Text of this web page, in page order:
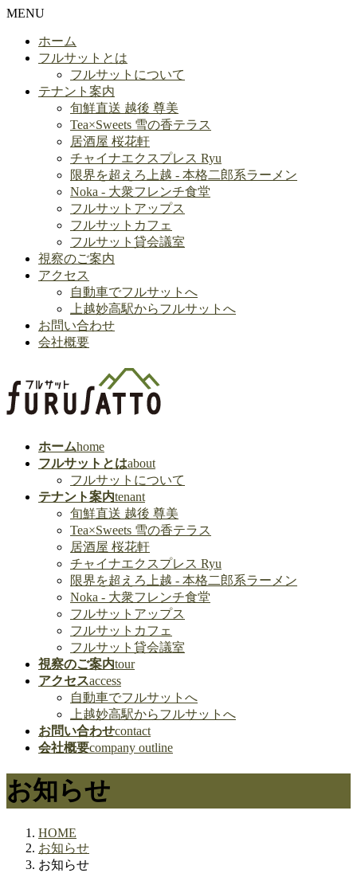
MENU
ホーム
フルサットとは
フルサットについて
テナント案内
旬鮮直送 越後 尊美
Tea×Sweets 雪の香テラス
居酒屋 桜花軒
チャイナエクスプレス Ryu
限界を超えろ上越 - 本格二郎系ラーメン
Noka - 大衆フレンチ食堂
フルサットアップス
フルサットカフェ
フルサット貸会議室
視察のご案内
アクセス
自動車でフルサットへ
上越妙高駅からフルサットへ
お問い合わせ
会社概要
ホームhome
フルサットとはabout
フルサットについて
テナント案内tenant
旬鮮直送 越後 尊美
Tea×Sweets 雪の香テラス
居酒屋 桜花軒
チャイナエクスプレス Ryu
限界を超えろ上越 - 本格二郎系ラーメン
Noka - 大衆フレンチ食堂
フルサットアップス
フルサットカフェ
フルサット貸会議室
視察のご案内tour
アクセスaccess
自動車でフルサットへ
上越妙高駅からフルサットへ
お問い合わせcontact
会社概要company outline
お知らせ
HOME
お知らせ
お知らせ